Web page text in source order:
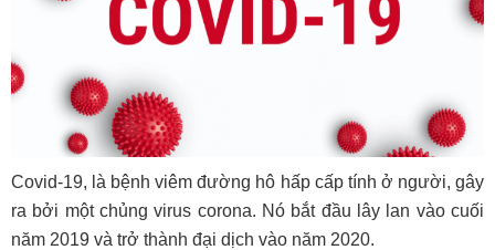
Covid-19, là bệnh viêm đường hô hấp cấp tính ở người, gây
ra bởi một chủng virus corona. Nó bắt đầu lây lan vào cuối
năm 2019 và trở thành đại dịch vào năm 2020.